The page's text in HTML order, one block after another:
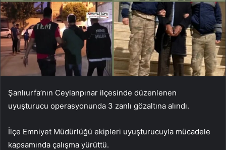
Şanlıurfa’nın Ceylanpınar ilçesinde düzenlenen
uyuşturucu operasyonunda 3 zanlı gözaltına alındı.
İlçe Emniyet Müdürlüğü ekipleri uyuşturucuyla mücadele
kapsamında çalışma yürüttü.